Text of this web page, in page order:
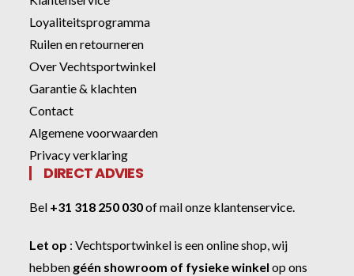
Loyaliteitsprogramma
Ruilen en retourneren
Over Vechtsportwinkel
Garantie & klachten
Contact
Algemene voorwaarden
Privacy verklaring
DIRECT ADVIES
Bel +31 318 250 030ofmail onze klantenservice.
Let op :Vechtsportwinkel is een online shop, wij
hebben géén showroom of fysieke winkel op ons